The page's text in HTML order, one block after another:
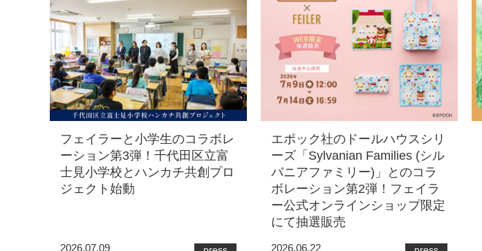
フェイラーと小学生のコラボレ
ーション第3弾！千代田区立富
士見小学校とハンカチ共創プロ
ジェクト始動
2026.07.09
エポック社のドールハウスシリ
ーズ「Sylvanian Families (シル
バニアファミリー)」とのコラ
ボレーション第2弾！フェイラ
ー公式オンラインショップ限定
にて抽選販売
2026.06.22